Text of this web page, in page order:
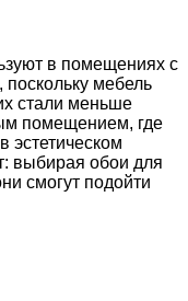
в помещениях с
мебель
стали меньше
помещением, где
эстетическом
выбирая обои для
смогут подойти